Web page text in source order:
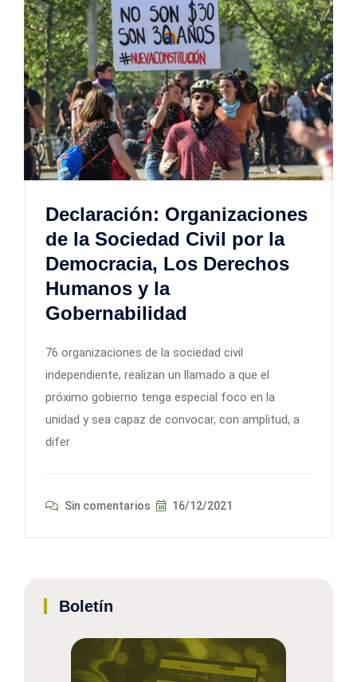
Declaración: Organizaciones
de la Sociedad Civil por la
Democracia, Los Derechos
Humanos y la
Gobernabilidad
76 organizaciones de la sociedad civil
independiente, realizan un llamado a que el
próximo gobierno tenga especial foco en la
unidad y sea capaz de convocar, con amplitud, a
difer
Sin comentarios 16/12/2021
Boletín